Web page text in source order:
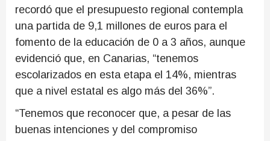
recordó que el presupuesto regional contempla
una partida de 9,1 millones de euros para el
fomento de la educación de 0 a 3 años, aunque
evidenció que, en Canarias, “tenemos
escolarizados en esta etapa el 14%, mientras
que a nivel estatal es algo más del 36%”.
“Tenemos que reconocer que, a pesar de las
buenas intenciones y del compromiso